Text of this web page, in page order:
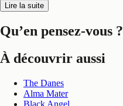
Lire la suite
Qu’en pensez-vous ?
À découvrir aussi
The Danes
Alma Mater
Black Angel